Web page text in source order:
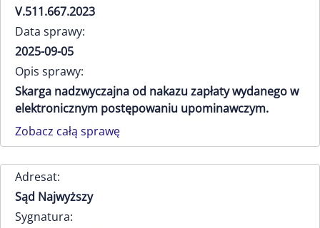
V.511.667.2023
Data sprawy:
2025-09-05
Opis sprawy:
Skarga nadzwyczajna od nakazu zapłaty wydanego w
elektronicznym postępowaniu upominawczym.
Zobacz całą sprawę
Adresat:
Sąd Najwyższy
Sygnatura: